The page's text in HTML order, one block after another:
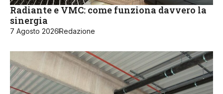
Radiante e VMC: come funziona davvero la
sinergia
7 Agosto 2026Redazione